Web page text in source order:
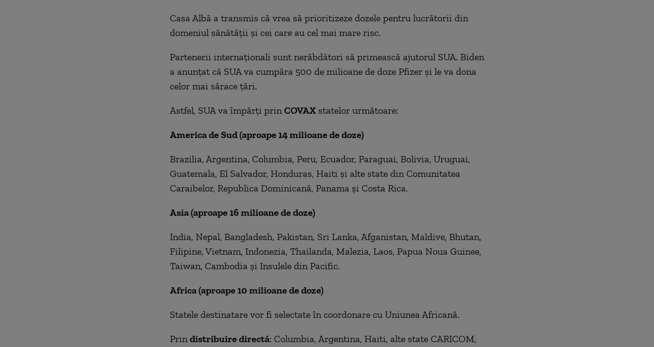
Casa Albă a transmis că vrea să prioritizeze dozele pentru lucrătorii din
domeniul sănătății și cei care au cel mai mare risc.
Partenerii internaționali sunt nerăbdători să primească ajutorul SUA. Biden
a anunțat că SUA va cumpăra 500 de milioane de doze Pfizer și le va dona
celor mai sărace țări.
Astfel, SUA va împărți prinCOVAXstatelor următoare:
America de Sud (aproape 14 milioane de doze)
Brazilia, Argentina, Columbia, Peru, Ecuador, Paraguai, Bolivia, Uruguai,
Guatemala, El Salvador, Honduras, Haiti și alte state din Comunitatea
Caraibelor, Republica Dominicană, Panama și Costa Rica.
Asia (aproape 16 milioane de doze)
India, Nepal, Bangladesh, Pakistan, Sri Lanka, Afganistan, Maldive, Bhutan,
Filipine, Vietnam, Indonezia, Thailanda, Malezia, Laos, Papua Noua Guinee,
Taiwan, Cambodia și Insulele din Pacific.
Africa (aproape 10 milioane de doze)
Statele destinatare vor fi selectate în coordonare cu Uniunea Africană.
Prindistribuire directă: Columbia, Argentina, Haiti, alte state CARICOM,